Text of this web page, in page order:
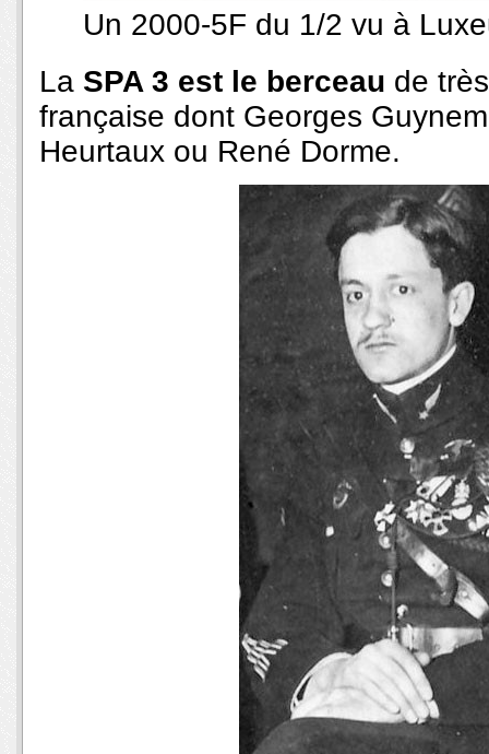
Un 2000-5F du 1/2 vu à
La SPA 3 est le berceau de
française dont Georges
Heurtaux ou René Dorme.